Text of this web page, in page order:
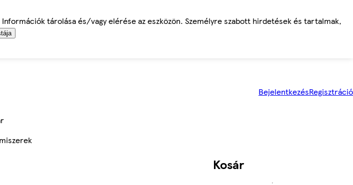
tárolása és/vagy elérése az eszközön. Személyre szabott hirdetések és tartalmak,
BejelentkezésRegisztráció
Kosár